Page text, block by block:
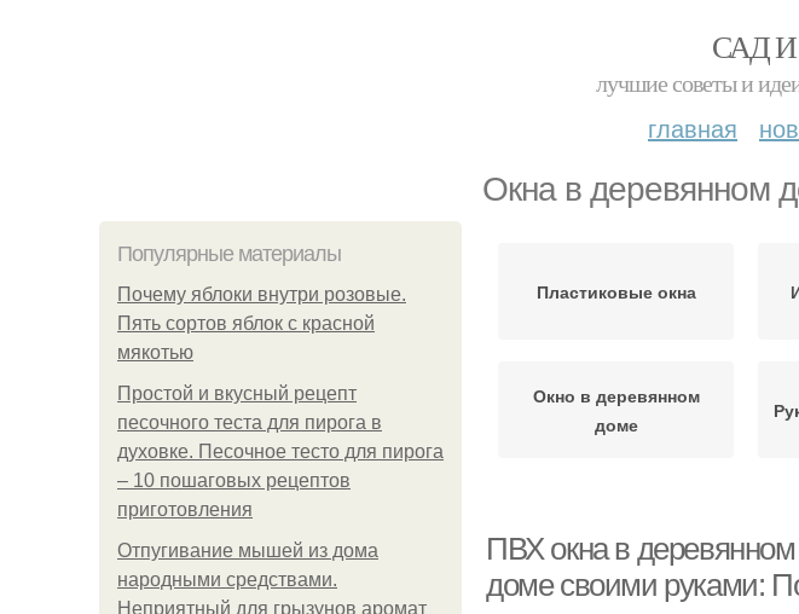
САД
лучшие советы и
главная
Окна в деревянном
Популярные материалы
Почему яблоки внутри розовые.
Пять сортов яблок с красной
мякотью
Простой и вкусный рецепт
песочного теста для пирога в
духовке. Песочное тесто для пирога
– 10 пошаговых рецептов
приготовления
Отпугивание мышей из дома
народными средствами.
Неприятный для грызунов аромат
Пластиковые окна
Окно в деревянном
доме
ПВХ окна в
доме своими руками: